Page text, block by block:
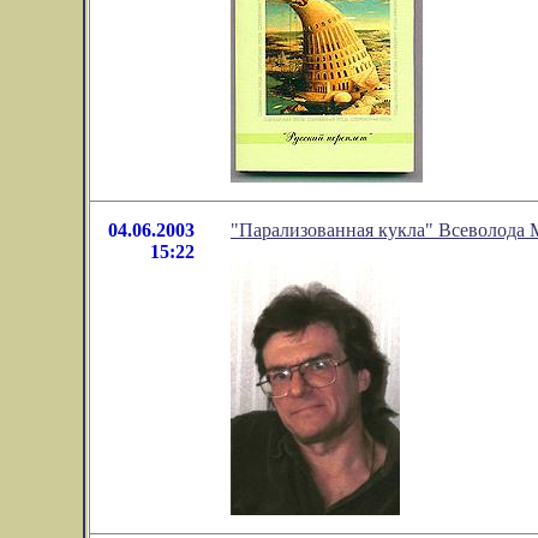
04.06.2003
15:22
"Парализованная кукла" Всеволода